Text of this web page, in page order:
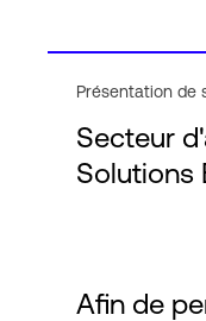
Présentation de
Secteur
Solutions
Afin de